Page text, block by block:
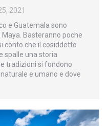
2021
e Guatemala sono
Basteranno poche
conto che il cosiddetto
spalle una storia
tradizioni si fondono
e umano e dove